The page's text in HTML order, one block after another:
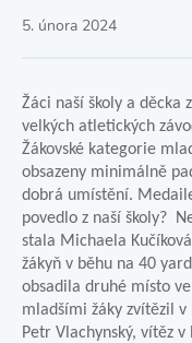
5. února 2024
Žáci naší školy a děcka
velkých atletických
Žákovské kategorie
obsazeny minimálně
dobrá umístění.
povedlo z naší školy?
stala Michaela
žákyň v běhu na 40
obsadila druhé místo
mladšími žáky zvítězil v
Petr Vlachynský, vítěz